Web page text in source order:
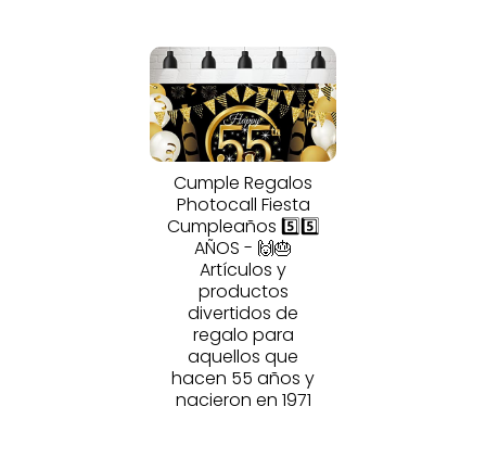
Cumple Regalos
Photocall Fiesta
Cumpleaños 5️⃣5️⃣
AÑOS - 🙌🎂
Artículos y
productos
divertidos de
regalo para
aquellos que
hacen 55 años y
nacieron en 1971